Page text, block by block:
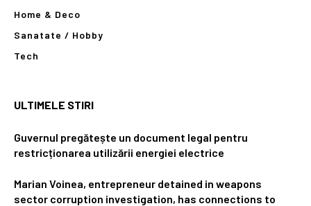
Home & Deco
Sanatate / Hobby
Tech
ULTIMELE STIRI
Guvernul pregătește un document legal pentru
restricționarea utilizării energiei electrice
Marian Voinea, entrepreneur detained in weapons
sector corruption investigation, has connections to